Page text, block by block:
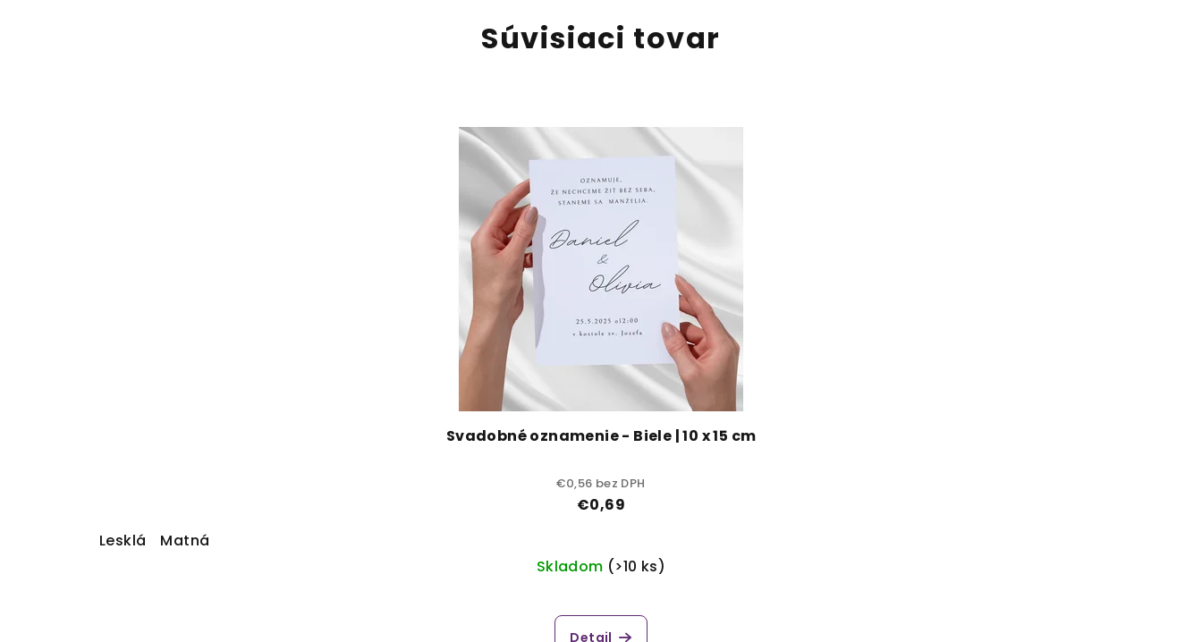
Súvisiaci tovar
Svadobné oznamenie - Biele | 10 x 15 cm
€0,56 bez DPH
€0,69
Lesklá
Matná
Skladom (>10 ks)
Detail